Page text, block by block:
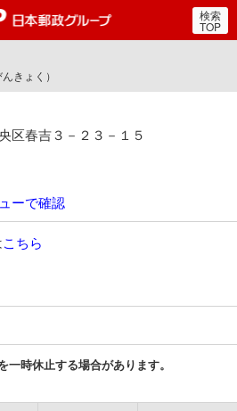
郵便局・日本郵政グルー
検索
TOP
きょく）
区春吉３－２３－１５
ーで確認
こちら
一時休止する場合があります。